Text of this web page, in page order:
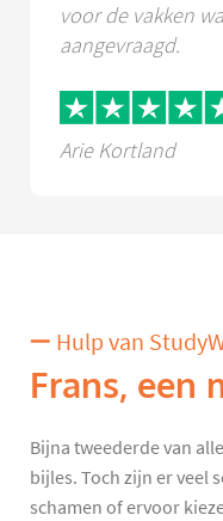
voor de vakken
aangevraagd.
Arie Kortland
Hulp van
Frans, een
Bijna tweederde van
bijles. Toch zijn er veel
schamen of ervoor